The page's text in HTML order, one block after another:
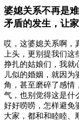
婆媳关系不再是
矛盾的发生，让
哎，这婆媳关系啊，
上头，更别提我们
挣扎的姑娘们，我就
儿似的婚姻，就因
角，甚至磨碎了感情
气，也别觉得这是什
好好唠唠，怎样避免
大家，都和和睦睦、